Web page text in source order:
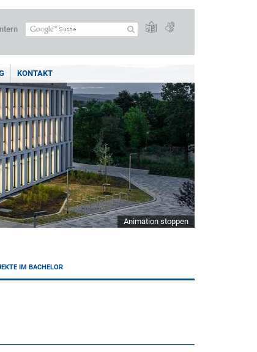
KONTAKT
Animation stoppen
IM BACHELOR